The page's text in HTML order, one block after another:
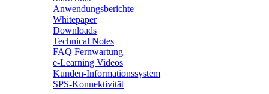
Anwendungsberichte
Whitepaper
Downloads
Technical Notes
FAQ Fernwartung
e-Learning Videos
Kunden-Informationssystem
SPS-Konnektivität